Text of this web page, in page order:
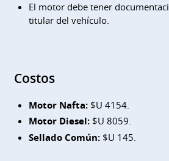
El motor debe tener
titular del vehículo.
Costos
Motor Nafta: $U 4154.
Motor Diesel:$U 8059.
Sellado Común: $U 145.